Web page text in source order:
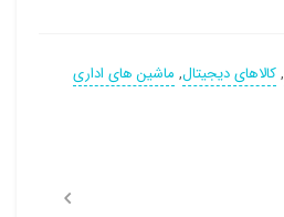
,کالاهای دیجیتال, ماشین های اداری